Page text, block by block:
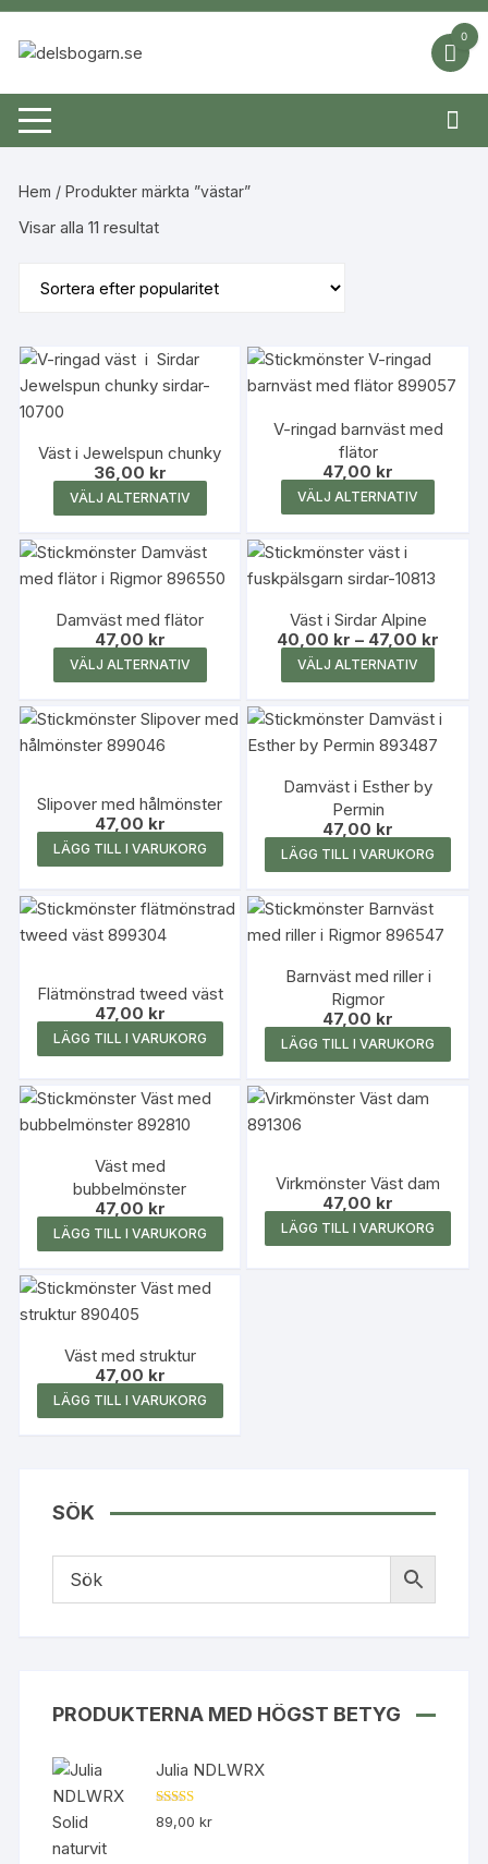
Hoppa
innehåll
0
Hem / Produkter märkta ”västar”
Visar alla 11 resultatSortera
popularitet
Väst i Jewelspun chunky
36,00 kr
VÄLJ ALTERNATIV
här
produkten
har
De
olika
alternativen
kan
produktsidan
V-ringad barnväst med
flätor
47,00 kr
VÄLJ ALTERNATIV
här
har
De
kan
väljas
Damväst med flätor
47,00 kr
VÄLJ ALTERNATIV
här
produkten
De
olika
alternativen
väljas
produktsidan
Väst i Sirdar Alpine
40,00 kr – 47,00 kr
VÄLJ ALTERNATIV
här
har
olika
på
Slipover med hålmönster
47,00 kr
LÄGG TILL I VARUKORG
Damväst i Esther by
Permin
47,00 kr
LÄGG TILL I VARUKORG
Flätmönstrad tweed väst
47,00 kr
LÄGG TILL I VARUKORG
Barnväst med riller i
Rigmor
47,00 kr
LÄGG TILL I VARUKORG
Väst med
bubbelmönster
47,00 kr
LÄGG TILL I VARUKORG
Virkmönster Väst dam
47,00 kr
LÄGG TILL I VARUKORG
Väst med struktur
47,00 kr
LÄGG TILL I VARUKORG
SÖK
PRODUKTERNA MED HÖGST BETYG
Julia NDLWRX
Betygsatt
5.00av 5
89,00kr